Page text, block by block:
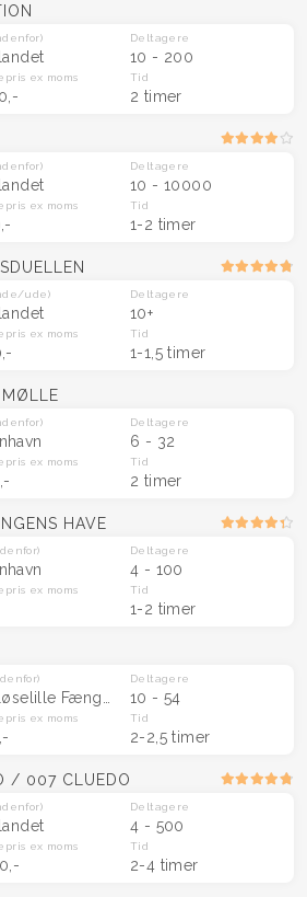
Deltagere
10 - 200
ex moms Tid
2 timer
Deltagere
10 - 10000
ex moms Tid
1-2 timer
ude) Deltagere
10+
ex moms Tid
1-1,5 timer
MØLLE
Deltagere
6 - 32
ex moms Tid
2 timer
HAVE
Deltagere
4 - 100
ex moms Tid
1-2 timer
Deltagere
10 - 54
ex moms Tid
2-2,5 timer
/ 007 CLUEDO
Deltagere
4 - 500
ex moms Tid
2-4 timer